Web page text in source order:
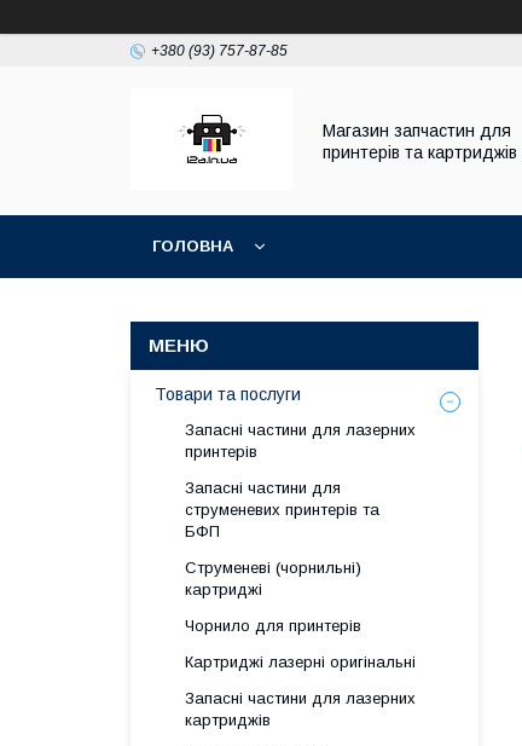
+380 (93) 757-87-85
Магазин запчастин для
принтерів та картриджів
ГОЛОВНА
Товари та послуги
Запасні частини для лазерних
принтерів
Запасні частини для
струменевих принтерів та
БФП
Струменеві (чорнильні)
картриджі
Чорнило для принтерів
Картриджі лазерні оригінальні
Запасні частини для лазерних
картриджів